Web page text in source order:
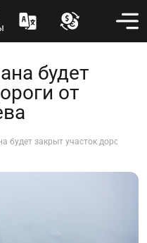
будет
от
будет закрыт участок дороги